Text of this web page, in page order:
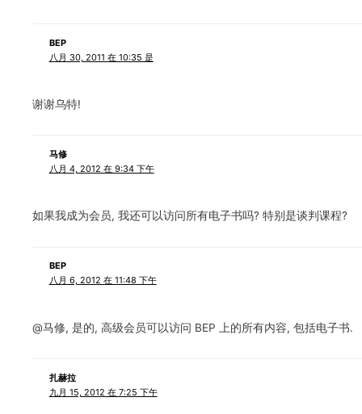
BEP
八月 30, 2011 在 10:35 是
谢谢乌特!
马修
八月 4, 2012 在 9:34 下午
如果我成为会员, 我还可以访问所有电子书吗? 特别是谈判课程?
BEP
八月 6, 2012 在 11:48 下午
@马修, 是的, 高级会员可以访问 BEP 上的所有内容, 包括电子书.
扎赫拉
九月 15, 2012 在 7:25 下午